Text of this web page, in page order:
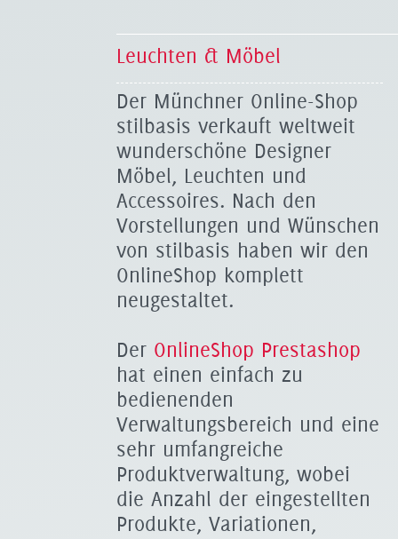
Leuchten & Möbel
Der Münchner Online-Shop
stilbasis verkauft weltweit
wunderschöne Designer
Möbel, Leuchten und
Accessoires. Nach den
Vorstellungen und Wünschen
von stilbasis haben wir den
OnlineShop komplett
neugestaltet.
Der OnlineShop Prestashop
hat einen einfach zu
bedienenden
Verwaltungsbereich und eine
sehr umfangreiche
Produktverwaltung, wobei
die Anzahl der eingestellten
Produkte, Variationen,